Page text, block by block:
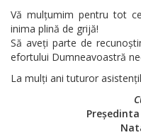
Vă mulțumim pentru tot
inima plină de grijă!
Să aveți parte de
efortului Dumneavoastră
La mulți ani tuturor